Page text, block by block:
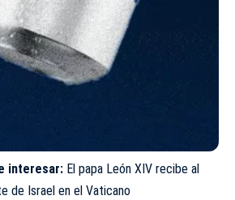
interesar: El papa León XIV recibe al
de Israel en el Vaticano